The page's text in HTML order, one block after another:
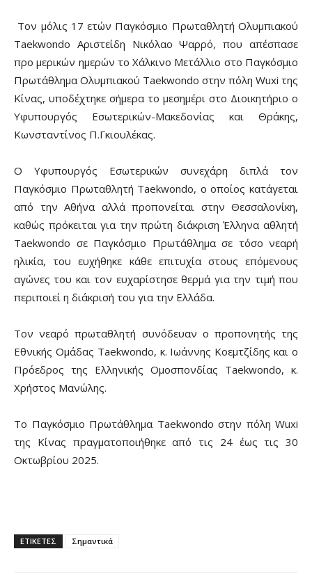
Τον μόλις 17 ετών Παγκόσμιο Πρωταθλητή Ολυμπιακού
Taekwondo Αριστείδη Νικόλαο Ψαρρό, που απέσπασε
προ μερικών ημερών το Χάλκινο Μετάλλιο στο Παγκόσμιο
Πρωτάθλημα Ολυμπιακού Taekwondo στην πόλη Wuxi της
Κίνας, υποδέχτηκε σήμερα το μεσημέρι στο Διοικητήριο ο
Υφυπουργός Εσωτερικών-Μακεδονίας και Θράκης,
Κωνσταντίνος Π.Γκιουλέκας.
Ο Υφυπουργός Εσωτερικών συνεχάρη διπλά τον
Παγκόσμιο Πρωταθλητή Taekwondo, ο οποίος κατάγεται
από την Αθήνα αλλά προπονείται στην Θεσσαλονίκη,
καθώς πρόκειται για την πρώτη διάκριση Έλληνα αθλητή
Taekwondo σε Παγκόσμιο Πρωτάθλημα σε τόσο νεαρή
ηλικία, του ευχήθηκε κάθε επιτυχία στους επόμενους
αγώνες του και τον ευχαρίστησε θερμά για την τιμή που
περιποιεί η διάκρισή του για την Ελλάδα.
Τον νεαρό πρωταθλητή συνόδευαν ο προπονητής της
Εθνικής Ομάδας Taekwondo, κ. Ιωάννης Κοεμτζίδης και ο
Πρόεδρος της Ελληνικής Ομοσπονδίας Taekwondo, κ.
Χρήστος Μανώλης.
Το Παγκόσμιο Πρωτάθλημα Taekwondo στην πόλη Wuxi
της Κίνας πραγματοποιήθηκε από τις 24 έως τις 30
Οκτωβρίου 2025.
ΕΤΙΚΕΤΕΣ Σημαντικά